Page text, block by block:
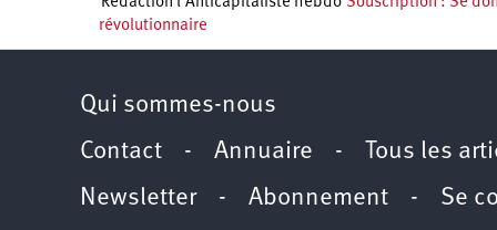
révolutionnaire
Qui sommes-nous
Contact - Annuaire - Tous les
Newsletter- Abonnement - Se